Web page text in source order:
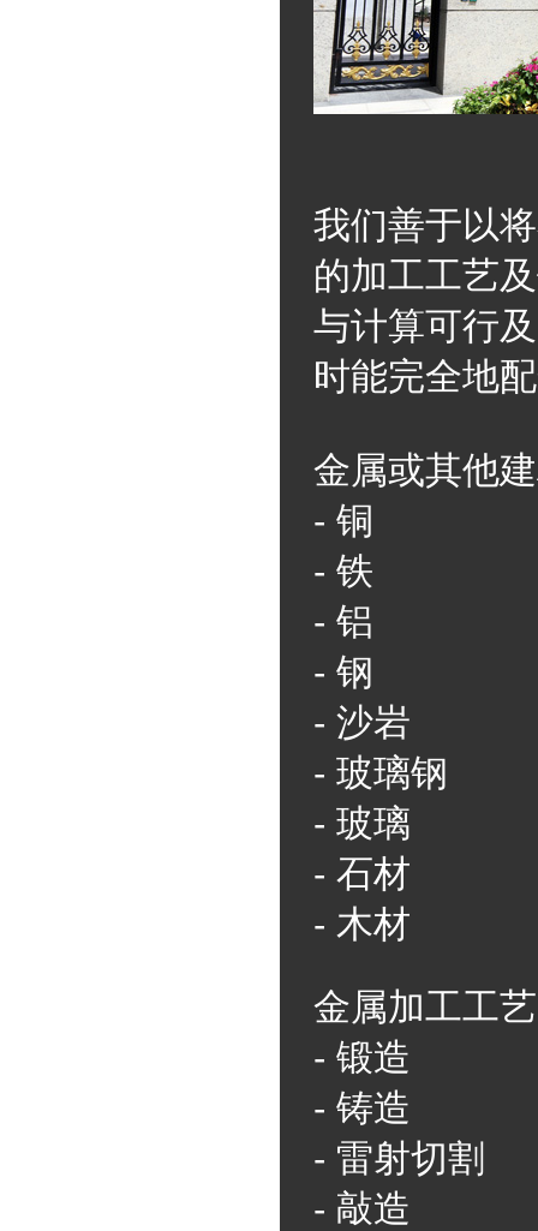
我们善于以
的加工工艺
与计算可行
时能完全地
金属或其他
- 铜
- 铁
- 铝
- 钢
- 沙岩
- 玻璃钢
- 玻璃
- 石材
- 木材
金属加工工
- 锻造
- 铸造
- 雷射切割
- 敲造